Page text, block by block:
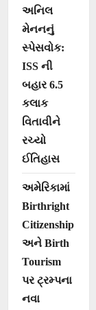
અનિલ
મેનનનું
સ્પેસવોક:
ISS ની
બહાર 6.5
કલાક
વિતાવીને
રચ્યો
ઈતિહાસ
અમેરિકામાં
Birthright
Citizenship
અને Birth
Tourism
પર ટ્રમ્પના
નવા